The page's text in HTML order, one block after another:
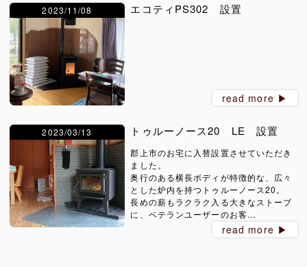
2023/11/08 エコティPS302 設置
read more ▶︎
2023/03/13 トゥルーノース20 LE 設置
郡上市のお宅に入替設置させていただき
ました。
奥行のある横長ボディが特徴的な、広々
とした炉内を持つトゥルーノース20。
長めの薪もラクラク入る大きなストーブ
に、ベテランユーザーのお客...
read more ▶︎